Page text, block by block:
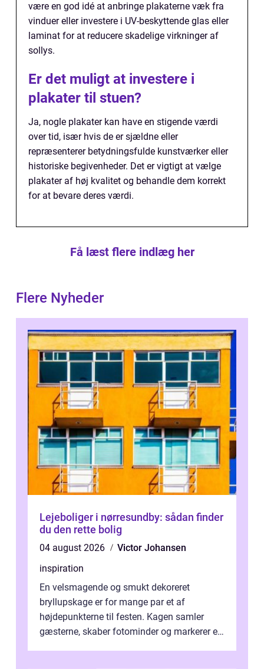
være en god idé at anbringe plakaterne væk fra
vinduer eller investere i UV-beskyttende glas eller
laminat for at reducere skadelige virkninger af
sollys.
Er det muligt at investere i
plakater til stuen?
Ja, nogle plakater kan have en stigende værdi
over tid, især hvis de er sjældne eller
repræsenterer betydningsfulde kunstværker eller
historiske begivenheder. Det er vigtigt at vælge
plakater af høj kvalitet og behandle dem korrekt
for at bevare deres værdi.
Få læst flere indlæg her
Flere Nyheder
Lejeboliger i nørresundby: sådan finder
du den rette bolig
04 august 2026
Victor Johansen
inspiration
En velsmagende og smukt dekoreret
bryllupskage er for mange par et af
højdepunkterne til festen. Kagen samler
gæsterne, skaber fotominder og markerer et